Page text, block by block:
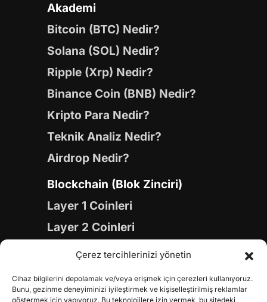
Çerez tercihlerinizi yönetin
Cihaz bilgilerini depolamak ve/veya erişmek için çerezleri kullanıyoruz.
Bunu, gezinme deneyiminizi iyileştirmek ve kişiselleştirilmiş reklamlar
göstermek için yapıyoruz. Bu teknolojilere izin vermek, bu sitedeki
Akademi
Bitcoin (BTC) Nedir?
Solana (SOL) Nedir?
Ripple (Xrp) Nedir?
Binance Coin (BNB) Nedir?
Kripto Para Nedir?
Teknik Analiz Nedir?
Airdrop Nedir?
Blockchain (Blok Zinciri)
Layer 1 Coinleri
Layer 2 Coinleri
Yapay Zeka (AI) Coinleri
Gaming Coinleri